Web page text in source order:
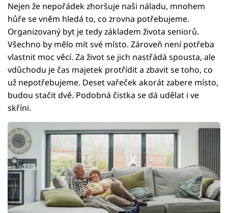
Nejen že nepořádek zhoršuje naši náladu, mnohem
hůře se vněm hledá to, co zrovna potřebujeme.
Organizovaný byt je tedy základem života seniorů.
Všechno by mělo mít své místo. Zároveň není potřeba
vlastnit moc věcí. Za život se jich nastřádá spousta, ale
vdůchodu je čas majetek protřídit a zbavit se toho, co
už nepotřebujeme. Deset vařeček akorát zabere místo,
budou stačit dvě. Podobná čistka se dá udělat i ve
skříni.